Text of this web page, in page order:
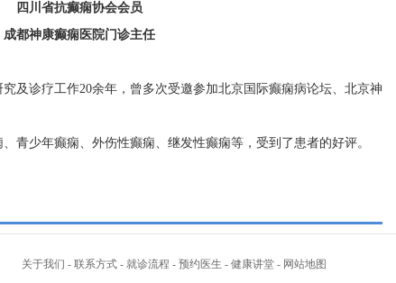
四川省抗癫痫协会会员
成都神康癫痫医院门诊主任
及诊疗工作20余年，曾多次受邀参加北京国际癫痫病论坛、北京神
青少年癫痫、外伤性癫痫、继发性癫痫等，受到了患者的好评。
关于我们 - 联系方式 - 就诊流程 - 预约医生 - 健康讲堂 - 网站地图